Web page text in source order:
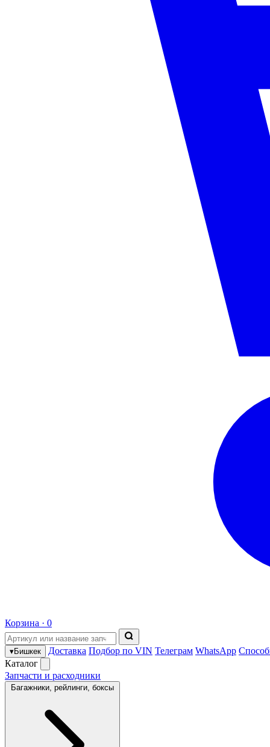
Корзина · 0
▾Бишкек Доставка Подбор по VIN Телеграм WhatsApp
Каталог
Запчасти и расходники
Багажники, рейлинги, боксы